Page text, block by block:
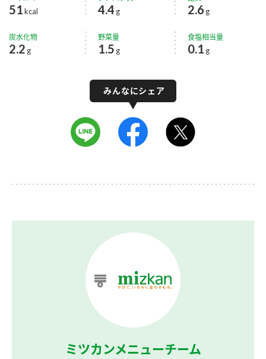
51kcal 4.4 g 2.6 g
炭水化物
2.2 g
野菜量
1.5 g
食塩相当量
0.1 g
ミツカンメニューチーム